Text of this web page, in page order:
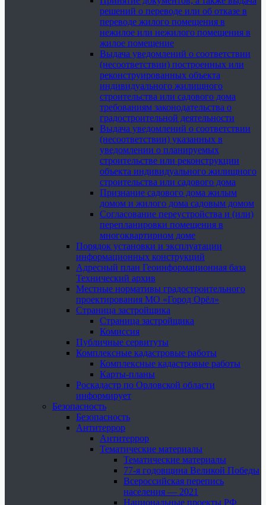
решений о переводе или об отказе в
переводе жилого помещения в
нежилое или нежилого помещения в
жилое помещение
Выдача уведомлений о соответствии
(несоответствии) построенных или
реконструированных объекта
индивидуального жилищного
строительства или садового дома
требованиям законодательства о
градостроительной деятельности
Выдача уведомлений о соответствии
(несоответствии) указанных в
уведомлении о планируемых
строительстве или реконструкции
объекта индивидуального жилищного
строительства или садового дома
Признание садового дома жилым
домом и жилого дома садовым домом
Согласование переустройства и (или)
перепланировки помещения в
многоквартирном доме
Порядок установки и эксплуатации
информационных конструкций
Адресный план Геоинформационная база
Технический архив
Местные нормативы градостроительного
проектирования МО «Город Орёл»
Страница застройщика
Страница застройщика
Комиссия
Публичные сервитуты
Комплексные кадастровые работы
Комплексные кадастровые работы
Карты-планы
Роскадастр по Орловской области
информирует
Безопасность
Безопасность
Антитеррор
Антитеррор
Тематические материалы
Тематические материалы
77-я годовщина Великой Победы
Всероссийская перепись
населения — 2021
Национальные проекты РФ